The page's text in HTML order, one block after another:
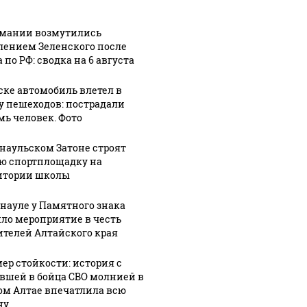
Медведь в
барнаульском
зоопарке
принял
тропический
возмутились
Зеленского после
по РФ: сводка на 6 августа
автомобиль влетел в
пешеходов: пострадали
человек. Фото
Затоне строят
спортплощадку на
школы
у Памятного знака
мероприятие в честь
Алтайского края
стойкости: история с
в бойца СВО молнией в
Алтае впечатлила всю